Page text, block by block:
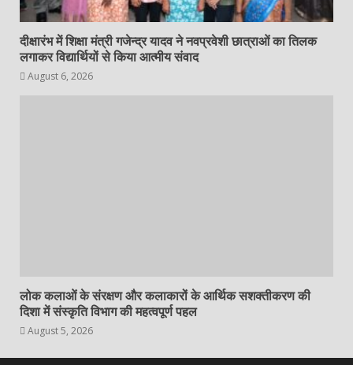
दीक्षारंभ में शिक्षा मंत्री गजेन्द्र यादव ने नवप्रवेशी छात्राओं का तिलक
लगाकर विद्यार्थियों से किया आत्मीय संवाद
August 6, 2026
लोक कलाओं के संरक्षण और कलाकारों के आर्थिक सशक्तीकरण की
दिशा में संस्कृति विभाग की महत्वपूर्ण पहल
August 5, 2026